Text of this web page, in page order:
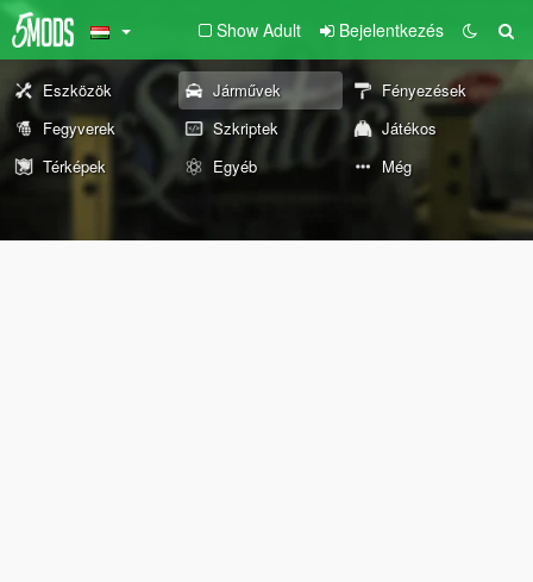
Show Adult Bejelentkezés
Eszközök Járművek
Fényezések
Fegyverek
Szkriptek
Játékos
Térképek
Egyéb Még